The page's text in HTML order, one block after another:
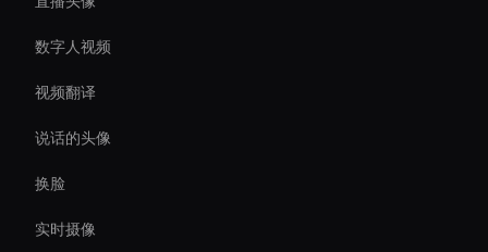
数字人视频
视频翻译
说话的头像
换脸
实时摄像